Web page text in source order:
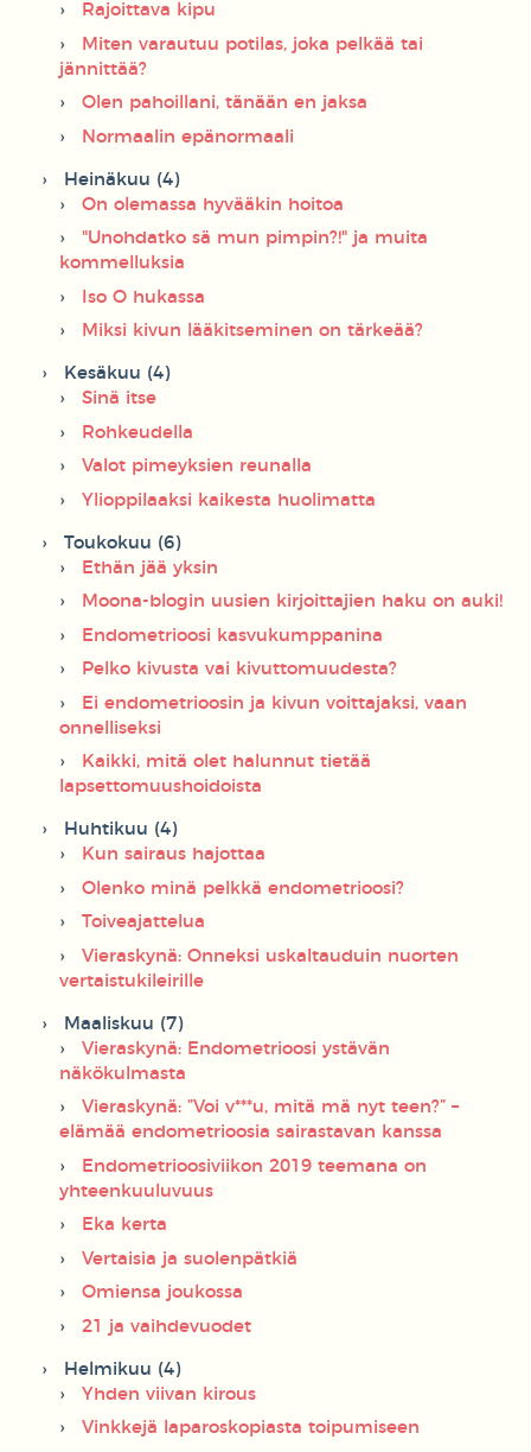
Rajoittava kipu
Miten varautuu potilas, joka pelkää tai
jännittää?
Olen pahoillani, tänään en jaksa
Normaalin epänormaali
Heinäkuu (4)
On olemassa hyvääkin hoitoa
"Unohdatko sä mun pimpin?!" ja muita
kommelluksia
Iso O hukassa
Miksi kivun lääkitseminen on tärkeää?
Kesäkuu (4)
Sinä itse
Rohkeudella
Valot pimeyksien reunalla
Ylioppilaaksi kaikesta huolimatta
Toukokuu (6)
Ethän jää yksin
Moona-blogin uusien kirjoittajien haku on auki!
Endometrioosi kasvukumppanina
Pelko kivusta vai kivuttomuudesta?
Ei endometrioosin ja kivun voittajaksi, vaan
onnelliseksi
Kaikki, mitä olet halunnut tietää
lapsettomuushoidoista
Huhtikuu (4)
Kun sairaus hajottaa
Olenko minä pelkkä endometrioosi?
Toiveajattelua
Vieraskynä: Onneksi uskaltauduin nuorten
vertaistukileirille
Maaliskuu (7)
Vieraskynä: Endometrioosi ystävän
näkökulmasta
Vieraskynä: ”Voi v***u, mitä mä nyt teen?” –
elämää endometrioosia sairastavan kanssa
Endometrioosiviikon 2019 teemana on
yhteenkuuluvuus
Eka kerta
Vertaisia ja suolenpätkiä
Omiensa joukossa
21 ja vaihdevuodet
Helmikuu (4)
Yhden viivan kirous
Vinkkejä laparoskopiasta toipumiseen